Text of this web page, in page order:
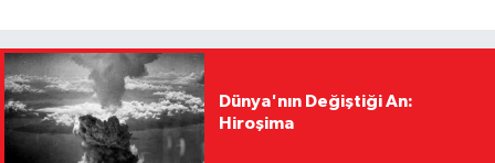
Dünya'nın Değiştiği An:
Hiroşima